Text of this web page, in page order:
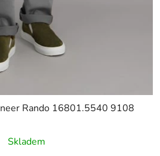
Rando 16801.5540 9108
Skladem